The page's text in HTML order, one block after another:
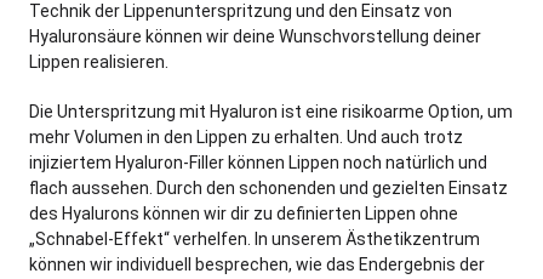
Technik der Lippenunterspritzung und den Einsatz von
Hyaluronsäure können wir deine Wunschvorstellung deiner
Lippen realisieren.
Die Unterspritzung mit Hyaluron ist eine risikoarme Option, um
mehr Volumen in den Lippen zu erhalten. Und auch trotz
injiziertem Hyaluron-Filler können Lippen noch natürlich und
flach aussehen. Durch den schonenden und gezielten Einsatz
des Hyalurons können wir dir zu definierten Lippen ohne
„Schnabel-Effekt“ verhelfen. In unserem Ästhetikzentrum
können wir individuell besprechen, wie das Endergebnis der